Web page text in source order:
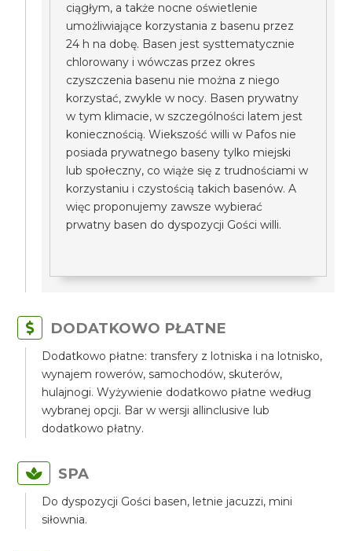
ciągłym, a także nocne oświetlenie
umożliwiające korzystania z basenu przez
24 h na dobę. Basen jest systtematycznie
chlorowany i wówczas przez okres
czyszczenia basenu nie można z niego
korzystać, zwykle w nocy. Basen prywatny
w tym klimacie, w szczególności latem jest
koniecznością. Wiekszość willi w Pafos nie
posiada prywatnego baseny tylko miejski
lub społeczny, co wiąże się z trudnościami w
korzystaniu i czystością takich basenów. A
więc proponujemy zawsze wybierać
prwatny basen do dyspozycji Gości willi.
DODATKOWO PŁATNE
Dodatkowo płatne: transfery z lotniska i na lotnisko,
wynajem rowerów, samochodów, skuterów,
hulajnogi. Wyżywienie dodatkowo płatne według
wybranej opcji. Bar w wersji allinclusive lub
dodatkowo płatny.
SPA
Do dyspozycji Gości basen, letnie jacuzzi, mini
siłownia.